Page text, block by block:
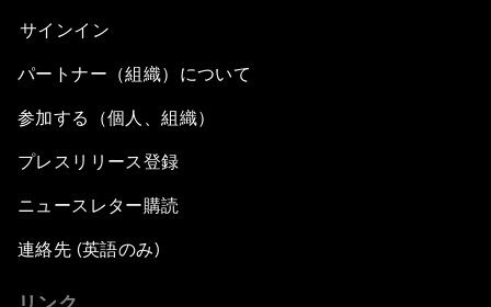
サインイン
パートナー（組織）について
参加する（個人、組織）
プレスリリース登録
ニュースレター購読
連絡先 (英語のみ)